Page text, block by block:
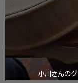
小川さんの